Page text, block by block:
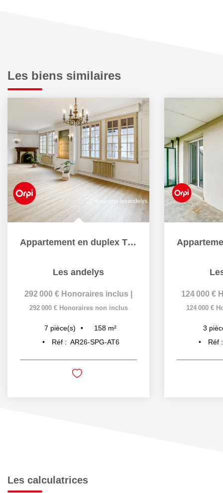
Les biens similaires
Appartement en duplex T5 - Centre Ville Les Andelys -...
Les andelys
292 000 € Honoraires inclus
292 000 € Honoraires non inclus
7 pièce(s) 158 m²
Réf : AR26-SPG-AT6
124 000 €
124 000 €
3
Réf
Les calculatrices